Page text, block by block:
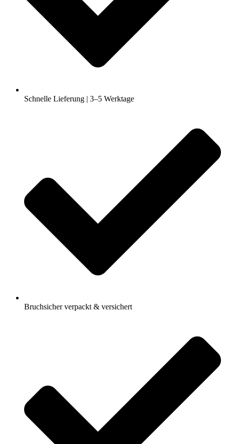
Schnelle Lieferung | 3–5 Werktage
Bruchsicher verpackt & versichert